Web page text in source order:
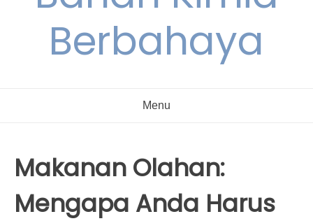
Berbahaya
Menu
Makanan Olahan:
Mengapa Anda Harus